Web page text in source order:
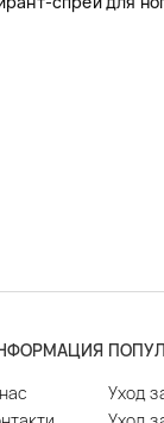
Уход